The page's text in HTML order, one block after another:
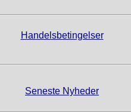
Handelsbetingelser
Seneste Nyheder